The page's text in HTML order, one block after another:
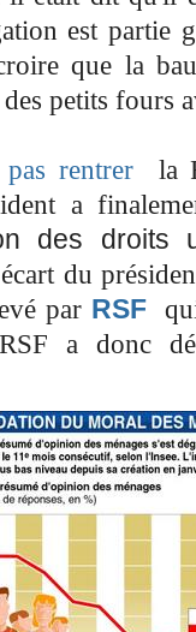
est partie
que la
des petits fours
rentrer
la
a
des droits
du
par RSF
a donc